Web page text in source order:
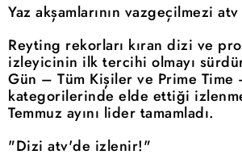
Yaz akşamlarının vazgeçilmezi
Reyting rekorları kıran dizi ve
izleyicinin ilk tercihi olmayı
Gün – Tüm Kişiler ve Prime Time
kategorilerinde elde ettiği
Temmuz ayını lider tamamladı.
"Dizi atv'de izlenir!"